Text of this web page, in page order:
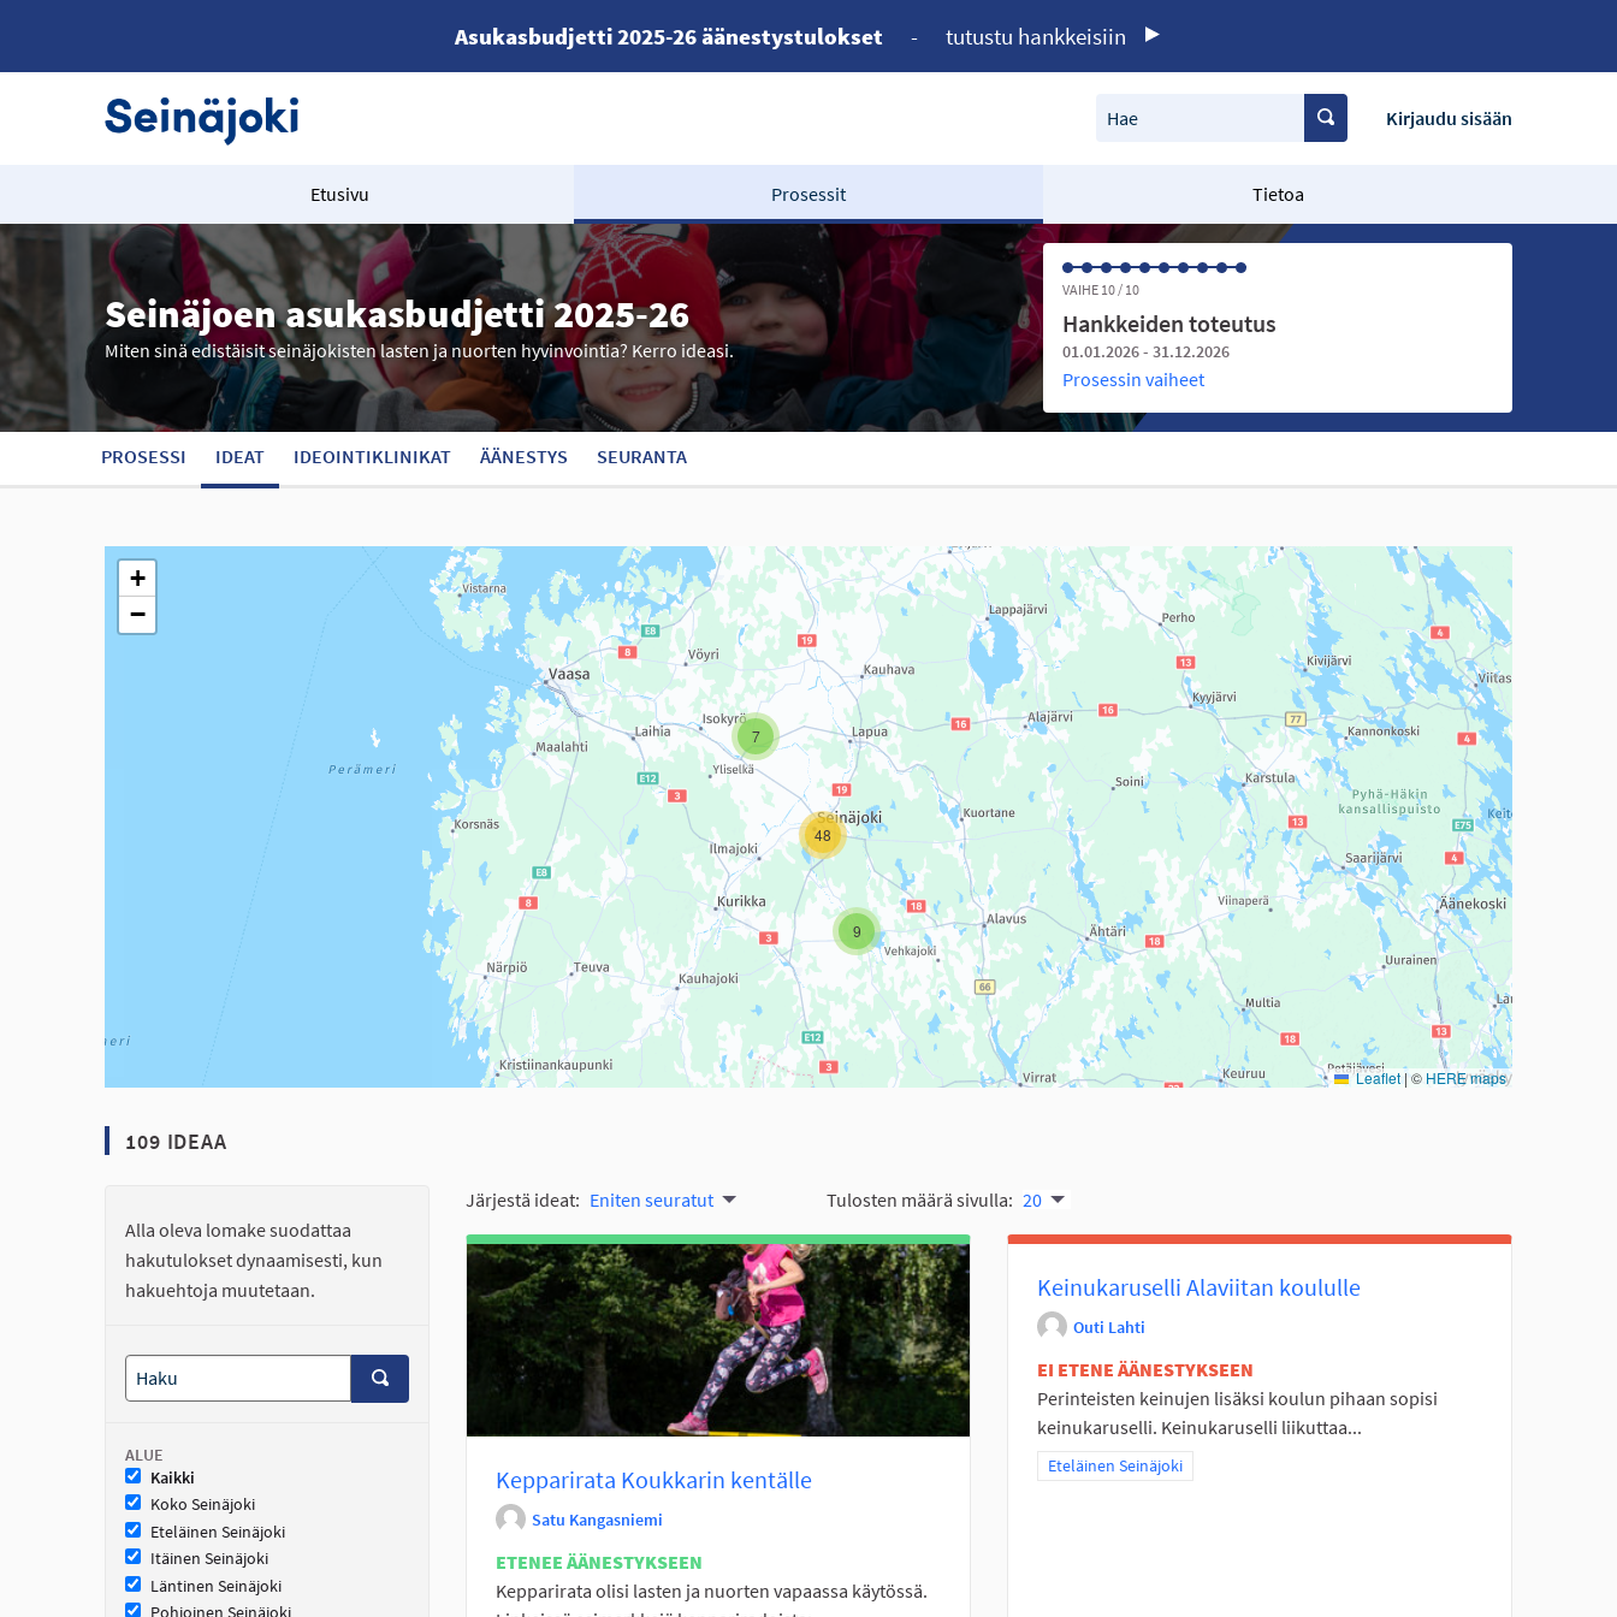
Asukasbudjetti 2025-26 äänestystulokset - tutustu hankkeisiin
Hae Kirjaudu sisään
Etusivu Prosessit Tietoa
Seinäjoen asukasbudjetti 2025-26
Miten sinä edistäisit seinäjokisten lasten ja nuorten hyvinvointia? Kerro ideasi.
VAIHE 10 / 10
Hankkeiden toteutus
01.01.2026 - 31.12.2026
Prosessin vaiheet
PROSESSI IDEAT IDEOINTIKLINIKAT ÄÄNESTYS SEURANTA
Seuraavassa elementissä on kartta, joka esittää tämän sivun tietueet karttapisteinä. Elementtiä voi käyttää ruudunlukijalla, mutta se voi olla vaikeaselkoinen.
7
9
48
+
−
Leaflet | © HERE maps
109 IDEAA
Alla oleva lomake suodattaa
hakutulokset dynaamisesti, kun
hakuehtoja muutetaan.
ALUE
Kaikki
Koko Seinäjoki
Eteläinen Seinäjoki
Itäinen Seinäjoki
Läntinen Seinäjoki
Pohjoinen Seinäjoki
Järjestä ideat: Eniten seuratut Tulosten määrä sivulla: 20
Kepparirata Koukkarin kentälle
Satu Kangasniemi
ETENEE ÄÄNESTYKSEEN
Kepparirata olisi lasten ja nuorten vapaassa käytössä.
Keinukaruselli Alaviitan koululle
Outi Lahti
EI ETENE ÄÄNESTYKSEEN
Perinteisten keinujen lisäksi koulun pihaan sopisi
keinukaruselli. Keinukaruselli liikuttaa...
Rajaa tulokset teeman mukaan: Eteläinen Seinäjoki
Eteläinen Seinäjoki